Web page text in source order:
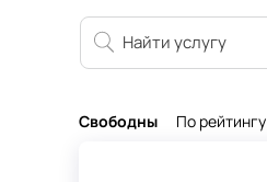
Свободны По рейтингу